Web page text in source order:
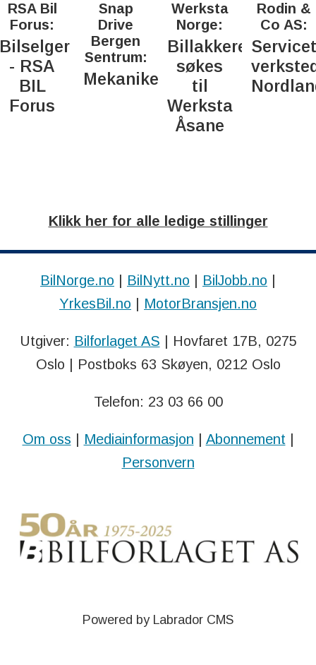
RSA Bil
Forus:
Bilselger
- RSA
BIL
Forus
Snap
Drive
Bergen
Sentrum:
Mekaniker
Werksta
Norge:
Billakkerer
søkes
til
Werksta
Åsane
Rodin &
Co AS:
Klikk her for alle ledige stillinger
BilNorge.no BilNytt.no BilJobb.no
YrkesBil.no
MotorBransjen.no
Utgiver: Bilforlaget AS | Hovfaret 17B, 0275
Oslo | Postboks 63 Skøyen, 0212 Oslo
Telefon: 23 03 66 00
Om oss Mediainformasjon Abonnement|
Personvern
Powered by Labrador CMS